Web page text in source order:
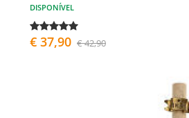
DISPONÍVEL
€ 37,90 € 42,90